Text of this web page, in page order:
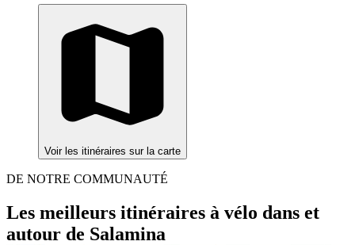
Voir les itinéraires sur la carte
DE NOTRE COMMUNAUTÉ
Les meilleurs itinéraires à vélo dans et
autour de Salamina